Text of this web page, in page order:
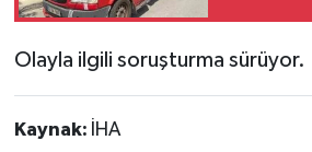
Olayla ilgili soruşturma sürüyor.
Kaynak: İHA